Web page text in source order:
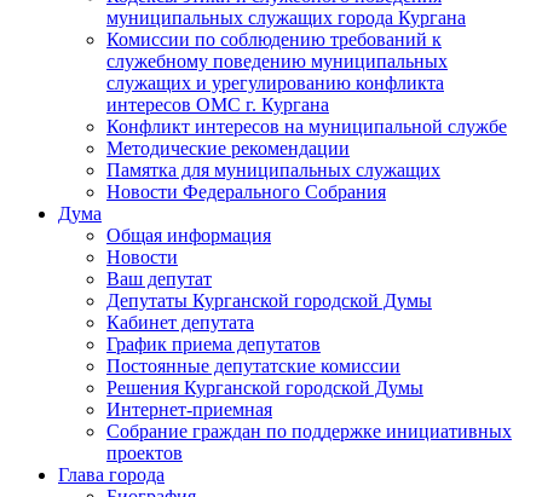
муниципальных служащих города Кургана
Комиссии по соблюдению требований к
служебному поведению муниципальных
служащих и урегулированию конфликта
интересов ОМС г. Кургана
Конфликт интересов на муниципальной службе
Методические рекомендации
Памятка для муниципальных служащих
Новости Федерального Cобрания
Дума
Общая информация
Новости
Ваш депутат
Депутаты Курганской городской Думы
Кабинет депутата
График приема депутатов
Постоянные депутатские комиссии
Решения Курганской городской Думы
Интернет-приемная
Собрание граждан по поддержке инициативных
проектов
Глава города